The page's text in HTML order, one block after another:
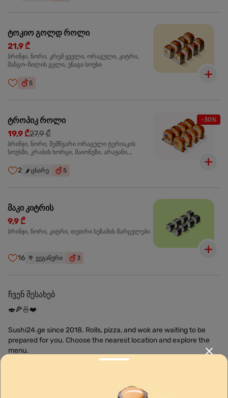
ტოკიო გოლდ როლი
21,9 ₾
ბრინჯი, ნორი, კრემ ყველი, ორაგული, კიტრი,
მანგო-ჩილის გელი, უნაგი სოუსი
5
-30%
ტროპიკ როლი
19,9 ₾27,9 ₾
ბრინჯი, ნორი, შემწვარი ორაგული ტერიაკის
სოუსში, კრაბის ხორცი, მაიონეზი, არაჟანი,
სოუსი, მანგო-ჩილის გელი
2 🌶️ ცხარე 5
მაკი კიტრის
9,9 ₾
ბრინჯი, ნორი, კიტრი, თეთრი სეზამის მარცვლები
16 🥦 ვეგანური 3
ჩვენ შესახებ
🍣🍕🍜❤️
Sushi24.ge since 2018. Rolls, pizza, and wok are waiting to be
prepared for you. Choose the nearest location and explore the
menu.